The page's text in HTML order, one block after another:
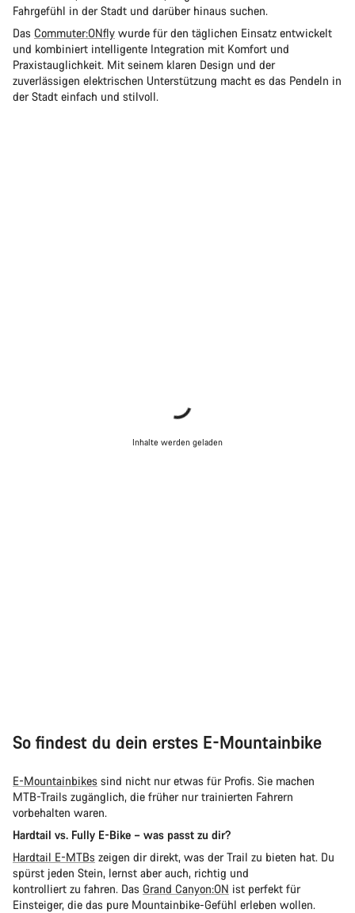
Fahrgefühl in der Stadt und darüber hinaus suchen.
Das Commuter:ONfly wurde für den täglichen Einsatz entwickelt
und kombiniert intelligente Integration mit Komfort und
Praxistauglichkeit. Mit seinem klaren Design und der
zuverlässigen elektrischen Unterstützung macht es das Pendeln in
der Stadt einfach und stilvoll.
Inhalte werden geladen
So findest du dein erstes E-Mountainbike
E-Mountainbikes sind nicht nur etwas für Profis. Sie machen
MTB-Trails zugänglich, die früher nur trainierten Fahrern
vorbehalten waren.
Hardtail vs. Fully E-Bike – was passt zu dir?
Hardtail E-MTBs zeigen dir direkt, was der Trail zu bieten hat. Du
spürst jeden Stein, lernst aber auch, richtig und
kontrolliert zu fahren. Das Grand Canyon:ON ist perfekt für
Einsteiger, die das pure Mountainbike-Gefühl erleben wollen.